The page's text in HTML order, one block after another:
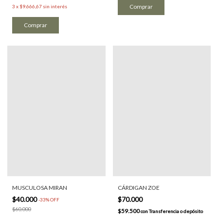
3 x $9.666,67 sin interés
Comprar
MUSCULOSA MIRAN
$40.000-33%OFF
$60.000
CÁRDIGAN ZOE
$70.000
$59.500conTransferencia o depósito